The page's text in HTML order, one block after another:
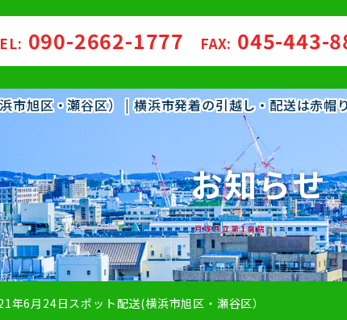
市旭区・瀬谷区） | 横浜市発着の引越し・配送は赤帽
090-2662-1777 FAX: 045-443-
お知らせ
年6月24日スポット配送(横浜市旭区・瀬谷区）